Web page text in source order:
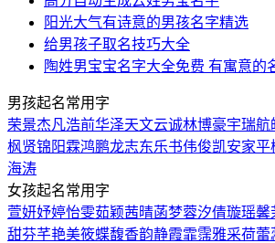
阳光大气有诗意的男孩名字精选
给男孩子取名技巧大全
陶姓男宝宝名字大全免费 有寓意的
男孩起名常用字
荣景杰凡浩前华泽天文云诚林博豪宇瑞航
枫贤锦 阳霖鸿鹏龙志东乐书伟俊凯安家平
海涛
女孩起名常用字
萱妍妤婷怡雯茹颖茜晴菡梦蓉汐倩璇瑶馨
甜芬芊艳美筱蝶馥香韵静霞霏霈雅采荷蕾